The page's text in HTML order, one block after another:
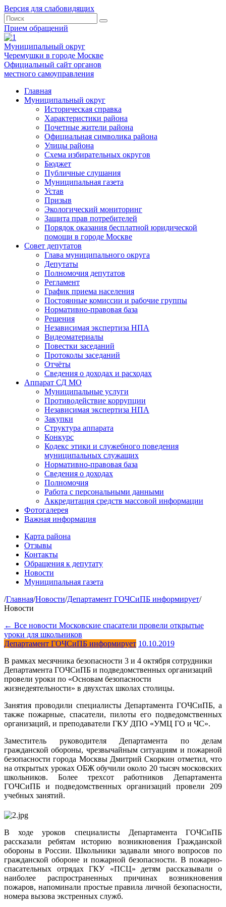
Версия для слабовидящих
Прием обращений
Муниципальный округ
Черемушки в городе Москве
Официальный сайт органов
местного самоуправления
Главная
Муниципальный округ
Историческая справка
Характеристики района
Почетные жители района
Официальная символика района
Улицы района
Схема избирательных округов
Бюджет
Публичные слушания
Муниципальная газета
Устав
Призыв
Экологический мониторинг
Защита прав потребителей
Порядок оказания бесплатной юридической
помощи в городе Москве
Совет депутатов
Глава муниципального округа
Депутаты
Полномочия депутатов
Регламент
График приема населения
Постоянные комиссии и рабочие группы
Нормативно-правовая база
Решения
Независимая экспертиза НПА
Видеоматериалы
Повестки заседаний
Протоколы заседаний
Отчёты
Сведения о доходах и расходах
Аппарат СД МО
Муниципальные услуги
Противодействие коррупции
Независимая экспертиза НПА
Закупки
Структура аппарата
Конкурс
Кодекс этики и служебного поведения
муниципальных служащих
Нормативно-правовая база
Сведения о доходах
Полномочия
Работа с персональными данными
Аккредитация средств массовой информации
Фотогалерея
Важная информация
Карта района
Отзывы
Контакты
Обращения к депутату
Новости
Муниципальная газета
/Главная/Новости/Департамент ГОЧСиПБ информирует/
Новости
← Все новости Московские спасатели провели открытые
уроки для школьников
Департамент ГОЧСиПБ информирует 10.10.2019
В рамках месячника безопасности 3 и 4 октября сотрудники
Департамента ГОЧСиПБ и подведомственных организаций
провели уроки по «Основам безопасности
жизнедеятельности» в двухстах школах столицы.
Занятия проводили специалисты Департамента ГОЧСиПБ, а
также пожарные, спасатели, пилоты его подведомственных
организаций, и преподаватели ГКУ ДПО «УМЦ ГО и ЧС».
Заместитель руководителя Департамента по делам
гражданской обороны, чрезвычайным ситуациям и пожарной
безопасности города Москвы Дмитрий Скоркин отметил, что
на открытых уроках ОБЖ обучили около 20 тысяч московских
школьников. Более трехсот работников Департамента
ГОЧСиПБ и подведомственных организаций провели 209
учебных занятий.
В ходе уроков специалисты Департамента ГОЧСиПБ
рассказали ребятам историю возникновения Гражданской
обороны в России. Школьники задавали много вопросов по
гражданской обороне и пожарной безопасности. В пожарно-
спасательных отрядах ГКУ «ПСЦ» детям рассказывали о
наиболее распространенных причинах возникновения
пожаров, напоминали простые правила личной безопасности,
номера вызова экстренных служб.